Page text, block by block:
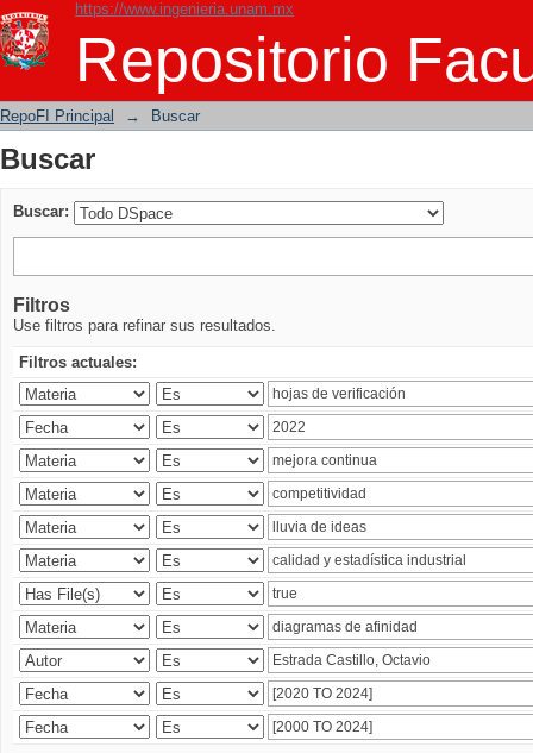
https://www.ingenieria.unam.mx
Repositorio
Buscar
RepoFI Principal → Buscar
Buscar
Buscar:
Filtros
Use filtros para refinar sus resultados.
Filtros actuales: